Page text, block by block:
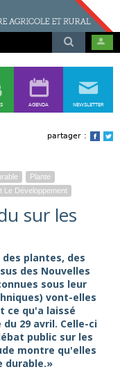
AGENDA NEWSLETTER
partager :
Plante
Le Développement
sur les
plantes, des
des Nouvelles
sous leur
vont-elles
ce qu'a laissé
29 avril. Celle-ci
public sur les
montre qu'elles
durable.»